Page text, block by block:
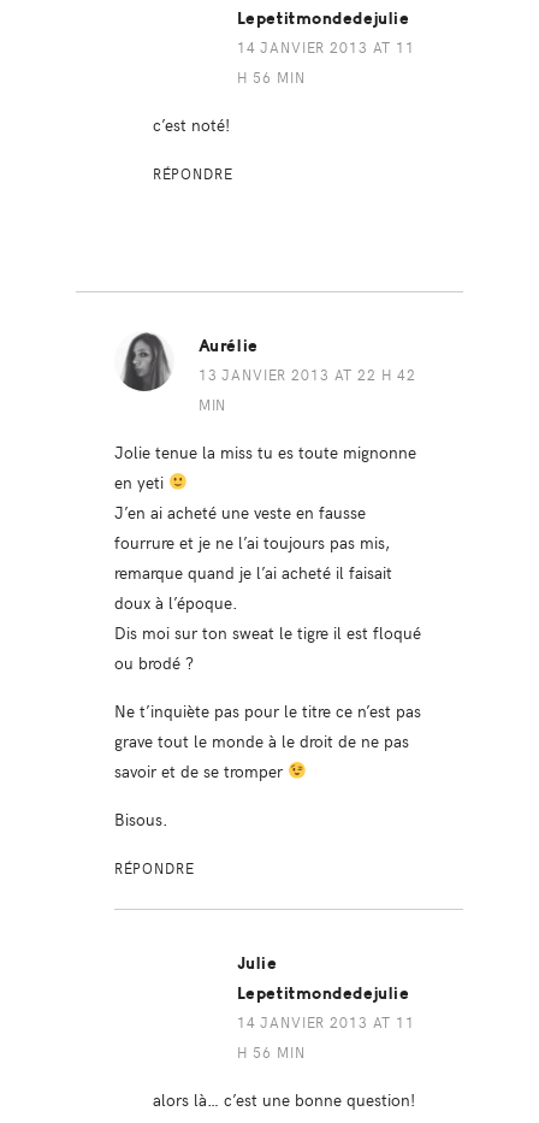
Lepetitmondedejulie
14 JANVIER 2013 AT 11
H 56 MIN
c’est noté!
RÉPONDRE
Aurélie
13 JANVIER 2013 AT 22 H 42
MIN
Jolie tenue la miss tu es toute mignonne
en yeti
J’en ai acheté une veste en fausse
fourrure et je ne l’ai toujours pas mis,
remarque quand je l’ai acheté il faisait
doux à l’époque.
Dis moi sur ton sweat le tigre il est floqué
ou brodé ?
Ne t’inquiète pas pour le titre ce n’est pas
grave tout le monde à le droit de ne pas
savoir et de se tromper
Bisous.
RÉPONDRE
Julie
Lepetitmondedejulie
14 JANVIER 2013 AT 11
H 56 MIN
alors là… c’est une bonne question!